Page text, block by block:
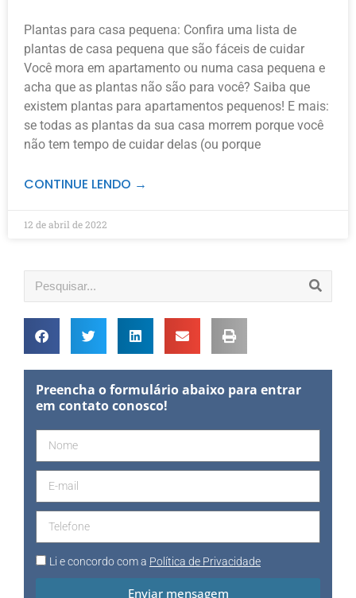
Plantas para casa pequena: Confira uma lista de
plantas de casa pequena que são fáceis de cuidar
Você mora em apartamento ou numa casa pequena e
acha que as plantas não são para você? Saiba que
existem plantas para apartamentos pequenos! E mais:
se todas as plantas da sua casa morrem porque você
não tem tempo de cuidar delas (ou porque
CONTINUE LENDO →
12 de abril de 2022
Preencha o formulário abaixo para entrar
em contato conosco!
Li e concordo com a Política de Privacidade
Enviar mensagem